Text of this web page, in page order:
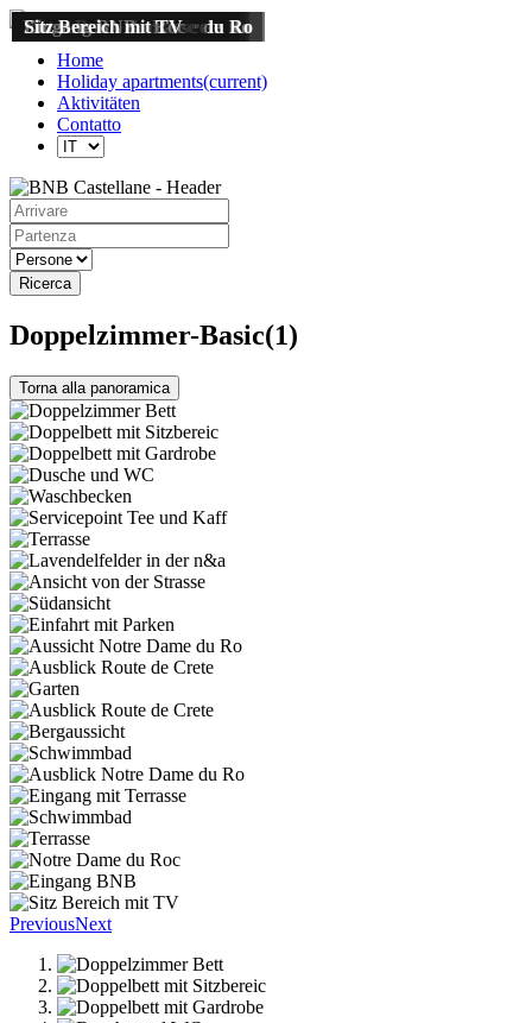
Home
Holiday apartments(current)
Aktivitäten
Contatto
Ricerca
Doppelzimmer-Basic(1)
Torna alla panoramica
Doppelzimmer Bett
Doppelbett mit Sitzbereic
Doppelbett mit Gardrobe
Dusche und WC
Waschbecken
Servicepoint Tee und Kaff
Terrasse
Lavendelfelder in der n&a
Ansicht von der Strasse
Südansicht
Einfahrt mit Parken
Aussicht Notre Dame du Ro
Ausblick Route de Crete
Garten
Ausblick Route de Crete
Bergaussicht
Schwimmbad
Ausblick Notre Dame du Ro
Eingang mit Terrasse
Schwimmbad
Terrasse
Notre Dame du Roc
Eingang BNB
Sitz Bereich mit TV
PreviousNext